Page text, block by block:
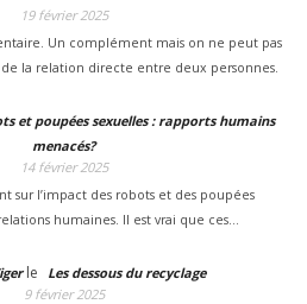
19 février 2025
Un complément mais on ne peut pas
la relation directe entre deux personnes.
et poupées sexuelles : rapports humains
menacés?
14 février 2025
sur l’impact des robots et des poupées
humaines. Il est vrai que ces…
le
Les dessous du recyclage
9 février 2025